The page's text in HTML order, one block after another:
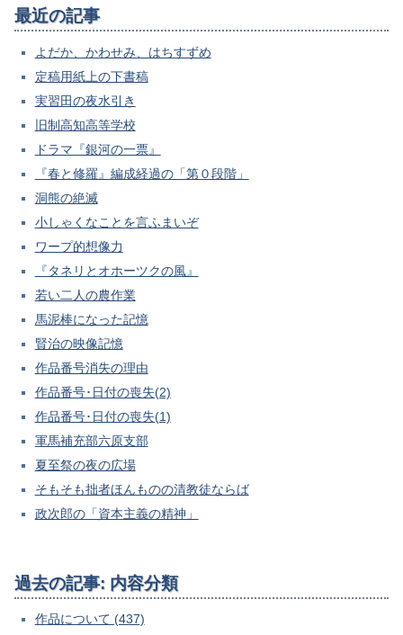
最近の記事
よだか、かわせみ、はちすずめ
定稿用紙上の下書稿
実習田の夜水引き
旧制高知高等学校
ドラマ『銀河の一票』
『春と修羅』編成経過の「第０段階」
洞熊の絶滅
小しゃくなことを言ふまいぞ
ワープ的想像力
『タネリとオホーツクの風』
若い二人の農作業
馬泥棒になった記憶
賢治の映像記憶
作品番号消失の理由
作品番号･日付の喪失(2)
作品番号･日付の喪失(1)
軍馬補充部六原支部
夏至祭の夜の広場
そもそも拙者ほんものの清教徒ならば
政次郎の「資本主義の精神」
過去の記事: 内容分類
作品について (437)